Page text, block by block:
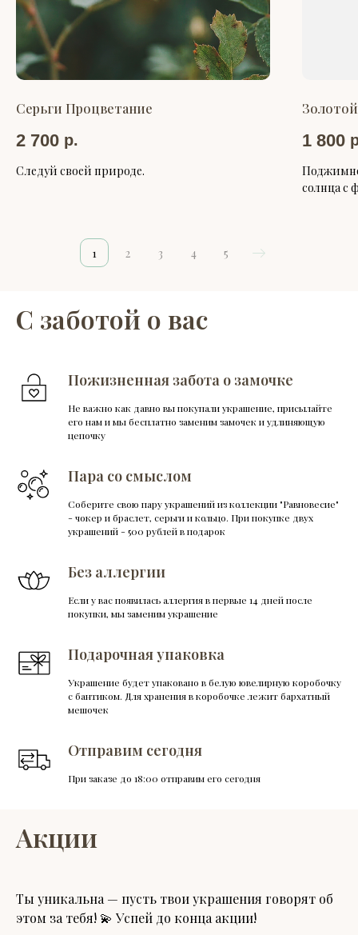
Серьги Процветание
2 700 р.
Следуй своей природе.
1 800
солнца с
1 2 3 4 5
С заботой о вас
Пожизненная забота о замочке
Не важно как давно вы покупали украшение, присылайте
его нам и мы бесплатно заменим замочек и удлиняющую
цепочку
Пара со смыслом
Соберите свою пару украшений из коллекции "Равновесие"
- чокер и браслет, серьги и кольцо. При покупке двух
украшений - 500 рублей в подарок
Без аллергии
Если у вас появилась аллергия в первые 14 дней после
покупки, мы заменим украшение
Подарочная упаковка
Украшение будет упаковано в белую ювелирную коробочку
с бантиком. Для хранения в коробочке лежит бархатный
мешочек
Отправим сегодня
При заказе до 18:00 отправим его сегодня
Акции
Ты уникальна — пусть твои украшения говорят об
этом за тебя! 💫 Успей до конца акции!